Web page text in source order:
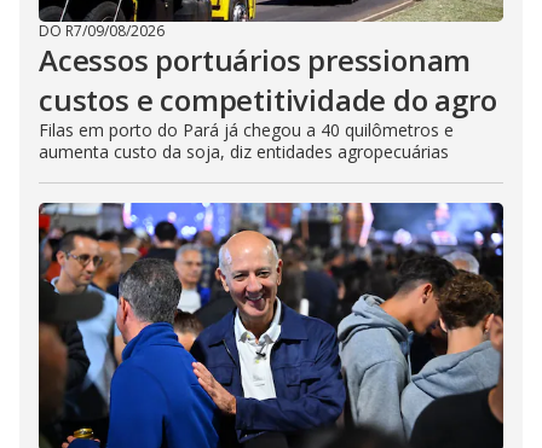
DO R7/09/08/2026
Acessos portuários pressionam
custos e competitividade do agro
Filas em porto do Pará já chegou a 40 quilômetros e
aumenta custo da soja, diz entidades agropecuárias